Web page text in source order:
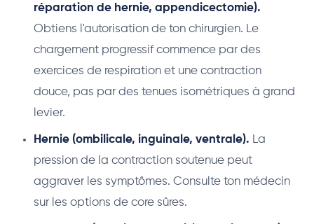
réparation de hernie, appendicectomie).
Obtiens l'autorisation de ton chirurgien. Le
chargement progressif commence par des
exercices de respiration et une contraction
douce, pas par des tenues isométriques à grand
levier.
Hernie (ombilicale, inguinale, ventrale). La
pression de la contraction soutenue peut
aggraver les symptômes. Consulte ton médecin
sur les options de core sûres.